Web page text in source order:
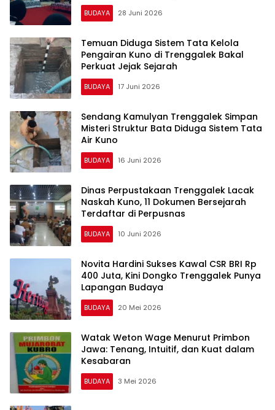
BUDAYA 28 Juni 2026
Temuan Diduga Sistem Tata Kelola
Pengairan Kuno di Trenggalek Bakal
Perkuat Jejak Sejarah
BUDAYA 17 Juni 2026
Sendang Kamulyan Trenggalek Simpan
Misteri Struktur Bata Diduga Sistem Tata
Air Kuno
BUDAYA 16 Juni 2026
Dinas Perpustakaan Trenggalek Lacak
Naskah Kuno, 11 Dokumen Bersejarah
Terdaftar di Perpusnas
BUDAYA 10 Juni 2026
Novita Hardini Sukses Kawal CSR BRI Rp
400 Juta, Kini Dongko Trenggalek Punya
Lapangan Budaya
BUDAYA 20 Mei 2026
Watak Weton Wage Menurut Primbon
Jawa: Tenang, Intuitif, dan Kuat dalam
Kesabaran
BUDAYA 3 Mei 2026